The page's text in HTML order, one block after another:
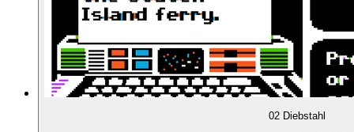
00:53:38 Was lernt man hier?
00:57:05 Eine Karte fehlt?!
Eklektische Auswahl von Ländern02 Diebstahl